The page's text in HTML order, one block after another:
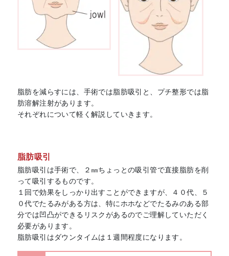
脂肪を減らすには、手術では脂肪吸引と、プチ整形では脂
肪溶解注射があります。
それぞれについて軽く解説していきます。
脂肪吸引
脂肪吸引は手術で、２㎜ちょっとの吸引管で直接脂肪を削
って吸引するものです。
１回で効果をしっかり出すことができますが、４０代、５
０代でたるみがある方は、特にホホなどでたるみのある部
分では凹凸ができるリスクがあるのでご理解していただく
必要があります。
脂肪吸引はダウンタイムは１週間程度になります。